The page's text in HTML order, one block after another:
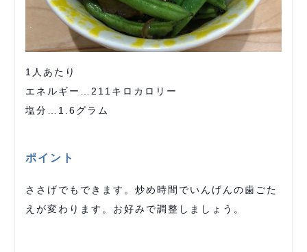
1人あたり
エネルギー…211キロカロリー
塩分…1.6グラム
ポイント
ささげでもできます。炒め時間でいんげんの歯ごた
えが変わります。お好みで調整しましょう。